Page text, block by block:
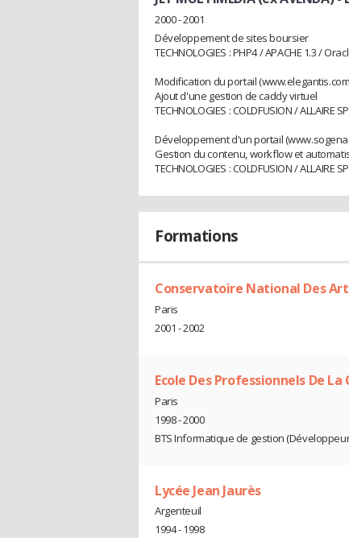
2000 - 2001
Développement de sites boursier
TECHNOLOGIES : PHP4 / APACHE 1.3 /
Modification du portail
Ajout d'une gestion de caddy virtuel
TECHNOLOGIES : COLDFUSION / ALLAIRE
Développement d'un portail
Gestion du contenu, workflow et
TECHNOLOGIES : COLDFUSION / ALLAIRE
Formations
Conservatoire National Des
Paris
2001 - 2002
Ecole Des Professionnels De
Paris
1998 - 2000
BTS Informatique de gestion
Lycée Jean Jaurès
Argenteuil
1994 - 1998